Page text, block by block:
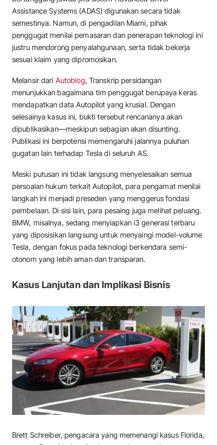
Assistance Systems (ADAS) digunakan secara tidak
semestinya. Namun, di pengadilan Miami, pihak
penggugat menilai pemasaran dan penerapan teknologi ini
justru mendorong penyalahgunaan, serta tidak bekerja
sesuai klaim yang dipromosikan.
Melansir dari Autoblog, Transkrip persidangan
menunjukkan bagaimana tim penggugat berupaya keras
mendapatkan data Autopilot yang krusial. Dengan
selesainya kasus ini, bukti tersebut rencananya akan
dipublikasikan—meskipun sebagian akan disunting.
Publikasi ini berpotensi memengaruhi jalannya puluhan
gugatan lain terhadap Tesla di seluruh AS.
Meski putusan ini tidak langsung menyelesaikan semua
persoalan hukum terkait Autopilot, para pengamat menilai
langkah ini menjadi preseden yang menggerus fondasi
pembelaan. Di sisi lain, para pesaing juga melihat peluang.
BMW, misalnya, sedang menyiapkan i3 generasi terbaru
yang diposisikan langsung untuk menyaingi model-volume
Tesla, dengan fokus pada teknologi berkendara semi-
otonom yang lebih aman dan transparan.
Kasus Lanjutan dan Implikasi Bisnis
Brett Schreiber, pengacara yang memenangi kasus Florida,